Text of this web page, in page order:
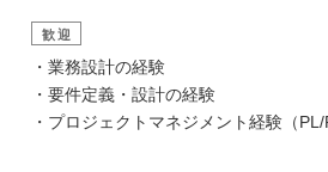
歓迎
・業務設計の経験
・要件定義・設計の経験
・プロジェクトマネジメント経験（PL/